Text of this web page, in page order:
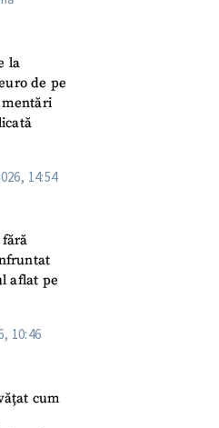
la
de pe
14:54
aflat pe
10:46
cum